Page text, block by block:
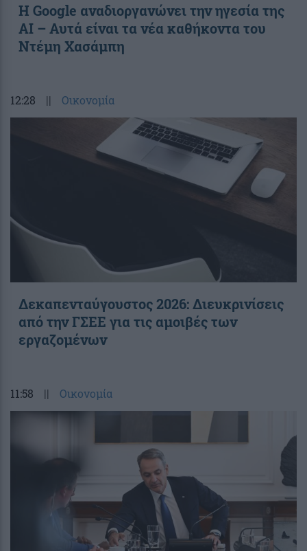
Η Google αναδιοργανώνει την ηγεσία της
AI – Αυτά είναι τα νέα καθήκοντα του
Ντέμη Χασάμπη
12:28 || Οικονομία
Δεκαπενταύγουστος 2026: Διευκρινίσεις
από την ΓΣΕΕ για τις αμοιβές των
εργαζομένων
11:58 || Οικονομία